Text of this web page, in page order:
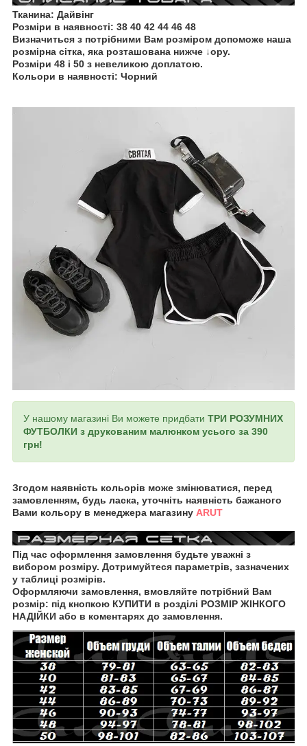
Тканина: Дайвінг
Розміри в наявності: 38 40 42 44 46 48
Визначиться з потрібними Вам розміром допоможе наша
розмірна сітка, яка розташована нижче ↓ору.
Розміри 48 і 50 з невеликою доплатою.
Кольори в наявності: Чорний
У нашому магазині Ви можете придбати ТРИ РОЗУМНИХ
ФУТБОЛКИ з друкованим малюнком усього за 390
грн!
Згодом наявність кольорів може змінюватися, перед
замовленням, будь ласка, уточніть наявність бажаного
Вами кольору в менеджера магазину ARUT
Під час оформлення замовлення будьте уважні з
вибором розміру. Дотримуйтеся параметрів, зазначених
у таблиці розмірів.
Оформляючи замовлення, вмовляйте потрібний Вам
розмір: під кнопкою КУПИТИ в розділі РОЗМІР ЖІНКОГО
НАДІЙКИ або в коментарях до замовлення.